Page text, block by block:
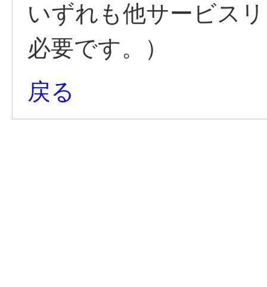
いずれも他サービス
必要です。）
戻る